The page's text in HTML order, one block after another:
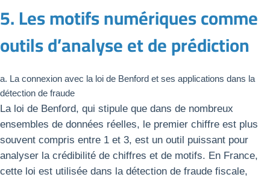
5. Les motifs numériques comme
outils d’analyse et de prédiction
a. La connexion avec la loi de Benford et ses applications dans la
détection de fraude
La loi de Benford, qui stipule que dans de nombreux
ensembles de données réelles, le premier chiffre est plus
souvent compris entre 1 et 3, est un outil puissant pour
analyser la crédibilité de chiffres et de motifs. En France,
cette loi est utilisée dans la détection de fraude fiscale,